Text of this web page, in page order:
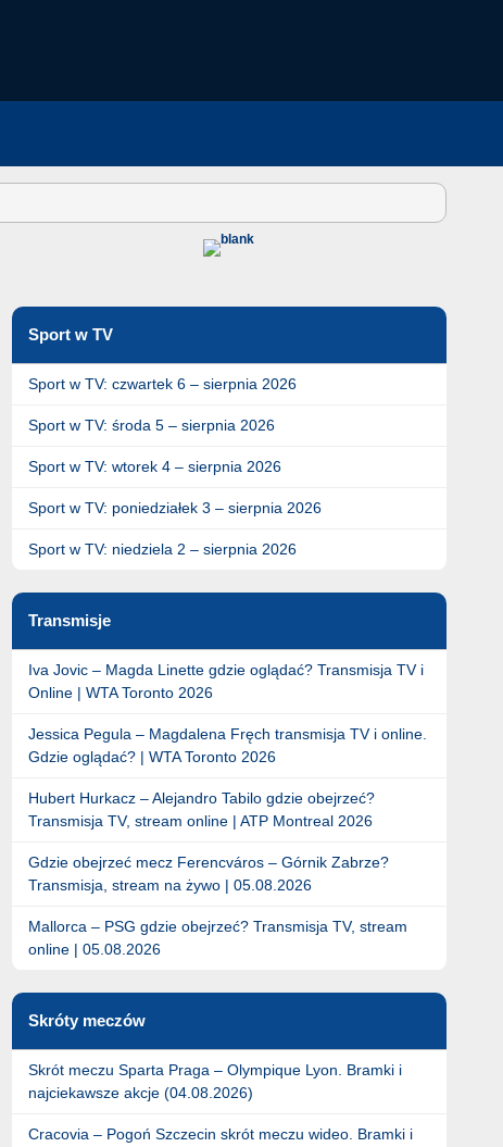
Sport w TV
Sport w TV: czwartek 6 – sierpnia 2026
Sport w TV: środa 5 – sierpnia 2026
Sport w TV: wtorek 4 – sierpnia 2026
Sport w TV: poniedziałek 3 – sierpnia 2026
Sport w TV: niedziela 2 – sierpnia 2026
Transmisje
Iva Jovic – Magda Linette gdzie oglądać? Transmisja TV i
Online | WTA Toronto 2026
Jessica Pegula – Magdalena Fręch transmisja TV i online.
Gdzie oglądać? | WTA Toronto 2026
Hubert Hurkacz – Alejandro Tabilo gdzie obejrzeć?
Transmisja TV, stream online | ATP Montreal 2026
Gdzie obejrzeć mecz Ferencváros – Górnik Zabrze?
Transmisja, stream na żywo | 05.08.2026
Mallorca – PSG gdzie obejrzeć? Transmisja TV, stream
online | 05.08.2026
Skróty meczów
Skrót meczu Sparta Praga – Olympique Lyon. Bramki i
najciekawsze akcje (04.08.2026)
Cracovia – Pogoń Szczecin skrót meczu wideo. Bramki i